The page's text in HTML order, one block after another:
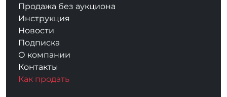
Продажа без аукциона
Инструкция
Новости
Подписка
О компании
Контакты
Как продать